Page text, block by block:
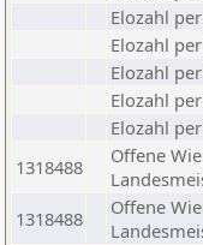
Elozahl
Elozahl
Elozahl
Elozahl
Elozahl
1318488
Offene
1318488
Offene